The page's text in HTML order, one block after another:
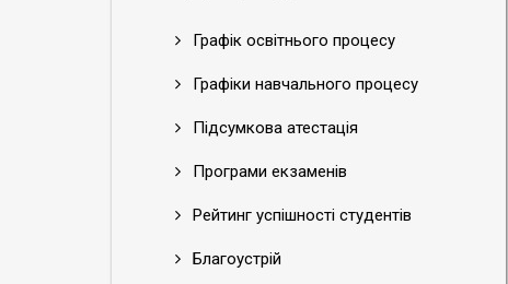
Графік освітнього процесу
Графіки навчального процесу
Підсумкова атестація
Програми екзаменів
Рейтинг успішності студентів
Благоустрій